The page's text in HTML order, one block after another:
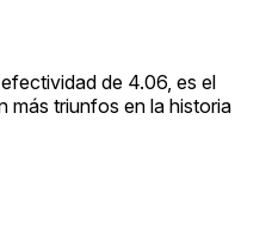
de 4.06, es el
más triunfos en la historia